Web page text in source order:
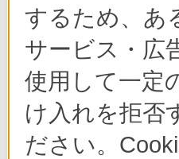
するため、あ
サービス・広
使用して一定
け入れを拒否
ださい。